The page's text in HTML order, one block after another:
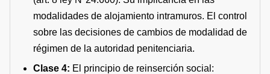
modalidades de alojamiento intramuros. El control
sobre las decisiones de cambios de modalidad de
régimen de la autoridad penitenciaria.
Clase 4: El principio de reinserción social: